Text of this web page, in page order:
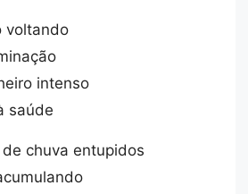
voltando
intenso
saúde
de chuva entupidos